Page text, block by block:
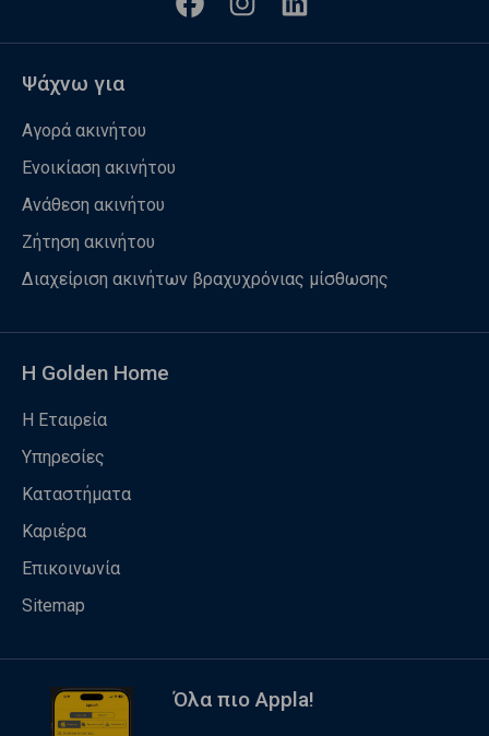
Ψάχνω για
Αγορά ακινήτου
Ενοικίαση ακινήτου
Ανάθεση ακινήτου
Ζήτηση ακινήτου
Διαχείριση ακινήτων βραχυχρόνιας μίσθωσης
Η Golden Home
Η Εταιρεία
Υπηρεσίες
Καταστήματα
Καριέρα
Επικοινωνία
Sitemap
Όλα πιο Appla!